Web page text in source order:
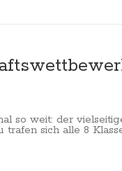
so weit: der
sich alle 8